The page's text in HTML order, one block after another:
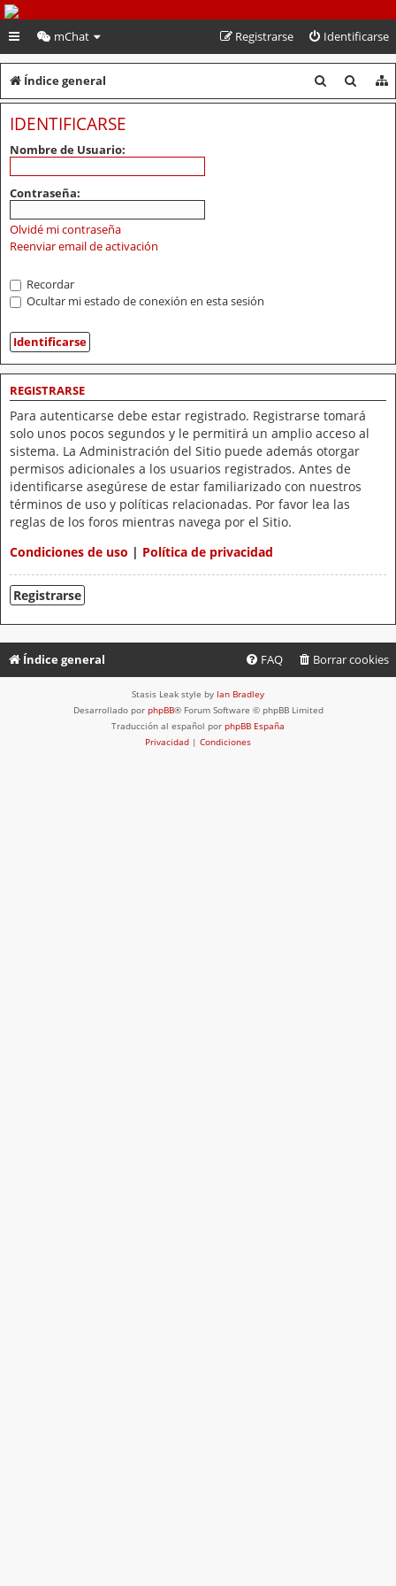
PeruVoley.com
mChat Identificarse
Registrarse
Índice general
u
u
IDENTIFICARSE
Nombre de Usuario:
Contraseña:
Olvidé mi contraseña
Reenviar email de activación
Recordar
Ocultar mi estado de conexión en esta sesión
REGISTRARSE
Para autenticarse debe estar registrado. Registrarse tomará
solo unos pocos segundos y le permitirá un amplio acceso al
sistema. La Administración del Sitio puede además otorgar
permisos adicionales a los usuarios registrados. Antes de
identificarse asegúrese de estar familiarizado con nuestros
términos de uso y políticas relacionadas. Por favor lea las
reglas de los foros mientras navega por el Sitio.
Condiciones de uso | Política de privacidad
Registrarse
Índice general Borrar cookies
FAQ
Stasis Leak style by Ian Bradley
Desarrollado por phpBB® Forum Software © phpBB Limited
Traducción al español por phpBB España
Privacidad | Condiciones